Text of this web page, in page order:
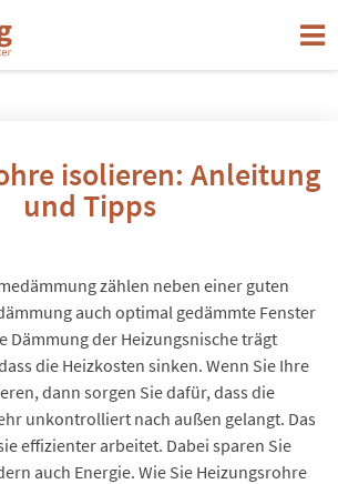
isolieren: Anleitung
und Tipps
zählen neben einer guten
auch optimal gedämmte Fenster
Dämmung der Heizungsnischeträgt
die Heizkosten sinken. Wenn Sie Ihre
dann sorgen Sie dafür, dass die
unkontrolliert nach außen gelangt. Das
effizienter arbeitet. Dabei sparen Sie
auch Energie. Wie Sie Heizungsrohre